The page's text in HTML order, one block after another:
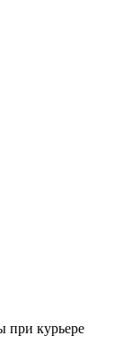
при курьере